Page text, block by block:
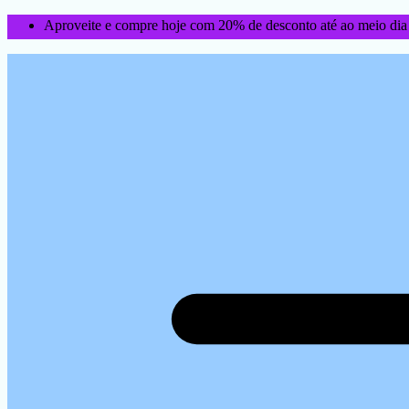
Aproveite e compre hoje com 20% de desconto até ao meio